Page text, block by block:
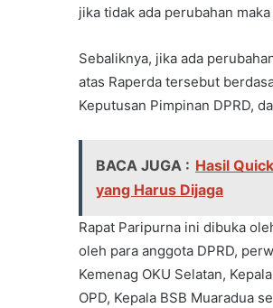
jika tidak ada perubahan
Sebaliknya, jika ada
atas Raperda tersebut
Keputusan Pimpinan DPRD,
BACA JUGA : Hasil
yang Harus Dijaga
Rapat Paripurna ini dibuka
oleh para anggota DPRD,
Kemenag OKU Selatan,
OPD, Kepala BSB Muaradua